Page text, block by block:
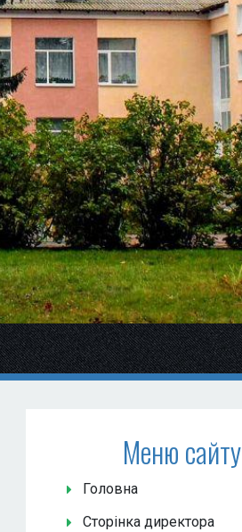
Меню сайту
Головна
Сторінка директора